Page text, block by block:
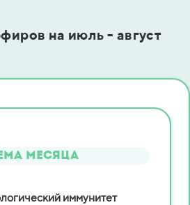
на июль - август
МЕСЯЦА
иммунитет